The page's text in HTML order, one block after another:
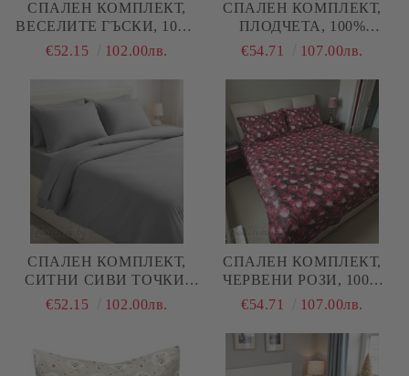
СПАЛЕН КОМПЛЕКТ,
ВЕСЕЛИТЕ ГЪСКИ, 100%
НАТУРАЛЕН ПАМУК
€52.15 102.00лв.
СПАЛЕН КОМПЛЕКТ,
ПЛОДЧЕТА, 100%
ПАМУК/ 5Д, РАНФОРС, 4
€54.71 107.00лв.
СПАЛЕН КОМПЛЕКТ,
СИТНИ СИВИ ТОЧКИ,
100% НАТУРАЛЕН
€52.15 102.00лв.
СПАЛЕН КОМПЛЕКТ,
ЧЕРВЕНИ РОЗИ, 100%
ПАМУК/ 5Д, РАНФОРС, 4
€54.71 107.00лв.